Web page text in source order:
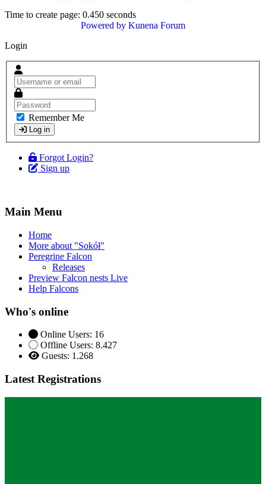
Time to create page: 0.450 seconds
Powered by Kunena Forum
Login
Remember Me
Log in
Forgot Login?
Sign up
Main Menu
Home
More about "Sokół"
Peregrine Falcon
Releases
Preview Falcon nests Live
Help Falcons
Who's online
Online Users: 16
Offline Users: 8.427
Guests: 1.268
Latest Registrations